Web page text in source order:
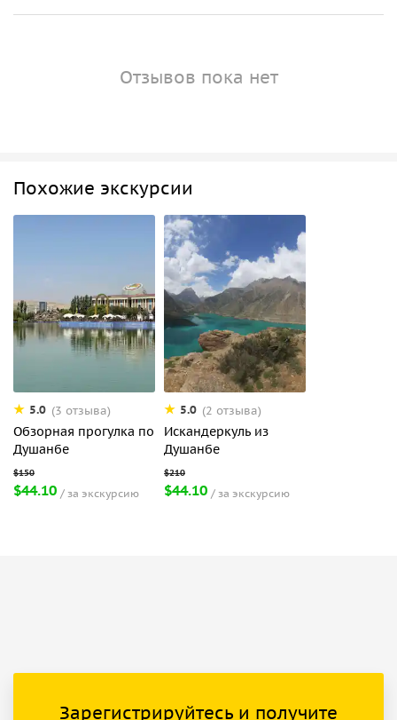
Отзывов пока нет
Похожие экскурсии
5.0 (3 отзыва)
Обзорная прогулка по
Душанбе
$44.10 за экскурсию
5.0 (2 отзыва)
Искандеркуль из
Душанбе
$44.10 за экскурсию
Зарегистрируйтесь и получите